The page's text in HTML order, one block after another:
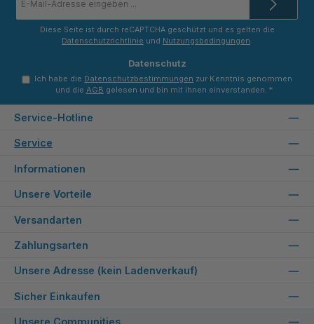
Mail-
*
Diese Seite ist durch reCAPTCHA geschützt und es gelten die
Datenschutzrichtlinie und Nutzungsbedingungen.
Datenschutz
Ich habe die Datenschutzbestimmungen zur Kenntnis genommen
und die AGB gelesen und bin mit ihnen einverstanden. *
Service-Hotline
Service
Informationen
Unsere Vorteile
Versandarten
Zahlungsarten
Unsere Adresse (kein Ladenverkauf)
Sicher Einkaufen
Unsere Communities